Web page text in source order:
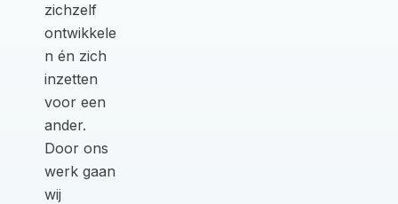
zichzelf
ontwikkele
n én zich
inzetten
voor een
ander.
Door ons
werk gaan
wij